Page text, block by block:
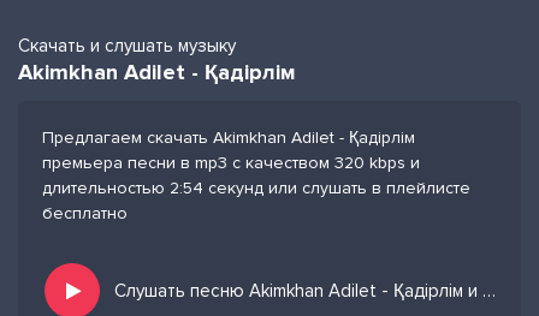
Скачать и слушать музыку
Akimkhan Adilet - Қадірлім
Предлагаем скачать Akimkhan Adilet - Қадірлім
премьера песни в mp3 с качеством 320 kbps и
длительностью 2:54 секунд или слушать в плейлисте
бесплатно
Слушать песню Akimkhan Adilet - Қадірлім и добавить в избранных